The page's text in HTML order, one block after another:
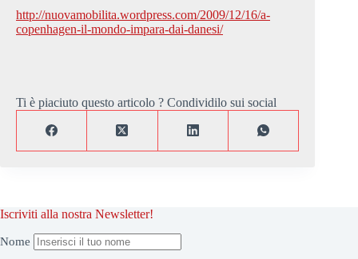
http://nuovamobilita.wordpress.com/2009/12/16/a-
copenhagen-il-mondo-impara-dai-danesi/
Ti è piaciuto questo articolo ? Condividilo sui social
Iscriviti alla nostra Newsletter!
Nome